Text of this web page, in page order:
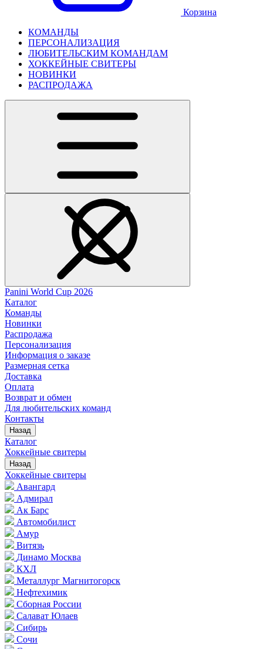
Корзина
КОМАНДЫ
ПЕРСОНАЛИЗАЦИЯ
ЛЮБИТЕЛЬСКИМ КОМАНДАМ
ХОККЕЙНЫЕ СВИТЕРЫ
НОВИНКИ
РАСПРОДАЖА
Panini World Cup 2026
Каталог
Команды
Новинки
Распродажа
Персонализация
Информация о заказе
Размерная сетка
Доставка
Оплата
Возврат и обмен
Для любительских команд
Контакты
Назад
Каталог
Хоккейные свитеры
Назад
Хоккейные свитеры
Авангард
Адмирал
Ак Барс
Автомобилист
Амур
Витязь
Динамо Москва
КХЛ
Металлург Магнитогорск
Нефтехимик
Сборная России
Салават Юлаев
Сибирь
Сочи